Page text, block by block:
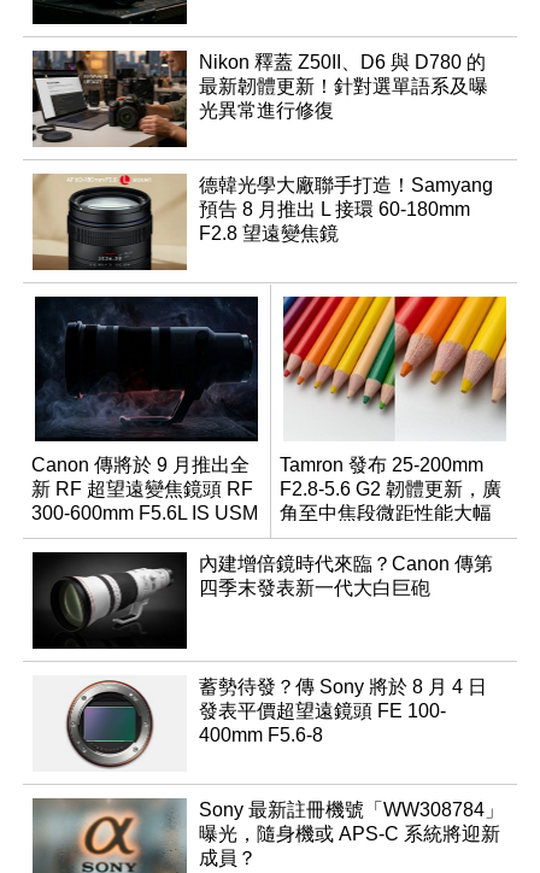
Nikon 釋蓋 Z50II、D6 與 D780 的
最新韌體更新！針對選單語系及曝
光異常進行修復
德韓光學大廠聯手打造！Samyang
預告 8 月推出 L 接環 60-180mm
F2.8 望遠變焦鏡
Canon 傳將於 9 月推出全
新 RF 超望遠變焦鏡頭 RF
300-600mm F5.6L IS USM
Tamron 發布 25-200mm
F2.8-5.6 G2 韌體更新，廣
角至中焦段微距性能大幅
升級
內建增倍鏡時代來臨？Canon 傳第
四季末發表新一代大白巨砲
蓄勢待發？傳 Sony 將於 8 月 4 日
發表平價超望遠鏡頭 FE 100-
400mm F5.6-8
Sony 最新註冊機號「WW308784」
曝光，隨身機或 APS-C 系統將迎新
成員？